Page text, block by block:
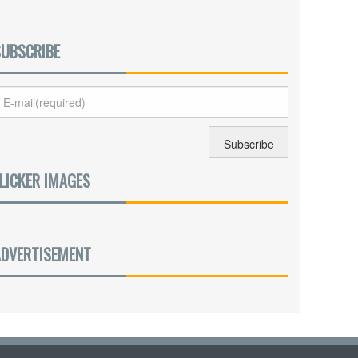
IMAGES